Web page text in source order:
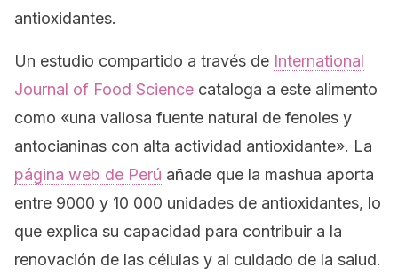
antioxidantes.
Un estudio compartido a través de International
Journal of Food Science cataloga a este alimento
como «una valiosa fuente natural de fenoles y
antocianinas con alta actividad antioxidante». La
página web de Perú añade que la mashua aporta
entre 9000 y 10 000 unidades de antioxidantes, lo
que explica su capacidad para contribuir a la
renovación de las células y al cuidado de la salud.